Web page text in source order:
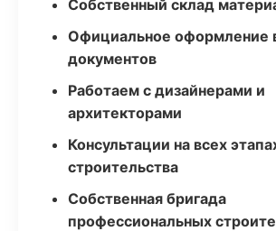
Собственный склад
Официальное оформление
документов
Работаем с дизайнерами и
архитекторами
Консультации на всех
строительства
Собственная бригада
профессиональных